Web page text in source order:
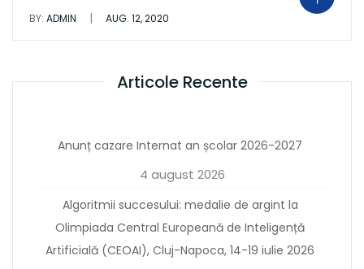
BY: ADMIN | AUG. 12, 2020
Articole Recente
Anunț cazare Internat an școlar 2026-2027
4 august 2026
Algoritmii succesului: medalie de argint la
Olimpiada Central Europeană de Inteligență
Artificială (CEOAI), Cluj-Napoca, 14-19 iulie 2026